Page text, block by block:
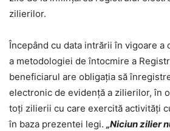
zilierilor.
Începând cu data intrării în vigoare a
a metodologiei de întocmire a
beneficiarul are obligaţia să
electronic de evidenţă a zilierilor, în
toţi zilierii cu care exercită activităţi
în baza prezentei legi. „Niciun zilier